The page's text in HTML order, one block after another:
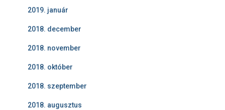
2019. január
2018. december
2018. november
2018. október
2018. szeptember
2018. augusztus